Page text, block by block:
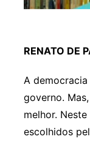
RENATO DE
A
governo.
melhor.
escolhidos